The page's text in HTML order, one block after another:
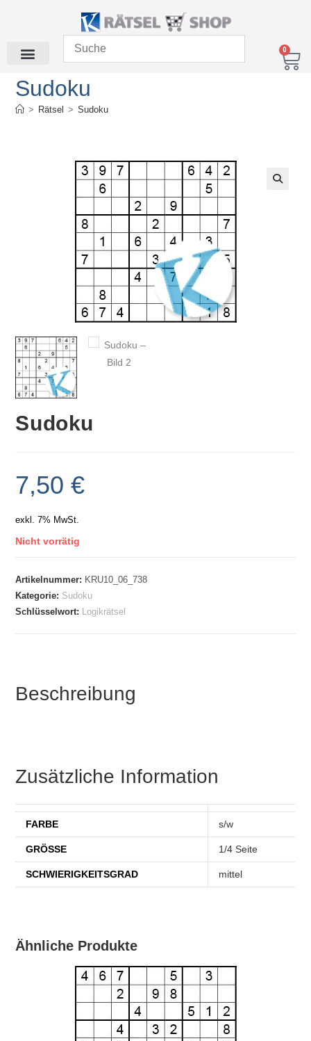
0
Sudoku
> Rätsel > Sudoku
Sudoku
7,50€
exkl. 7% MwSt.
Nicht vorrätig
Artikelnummer: KRU10_06_738
Kategorie: Sudoku
Schlüsselwort:
Logikrätsel
Beschreibung
Zusätzliche Information
FARBE s/w
GRÖSSE 1/4 Seite
SCHWIERIGKEITSGRAD mittel
Ähnliche Produkte